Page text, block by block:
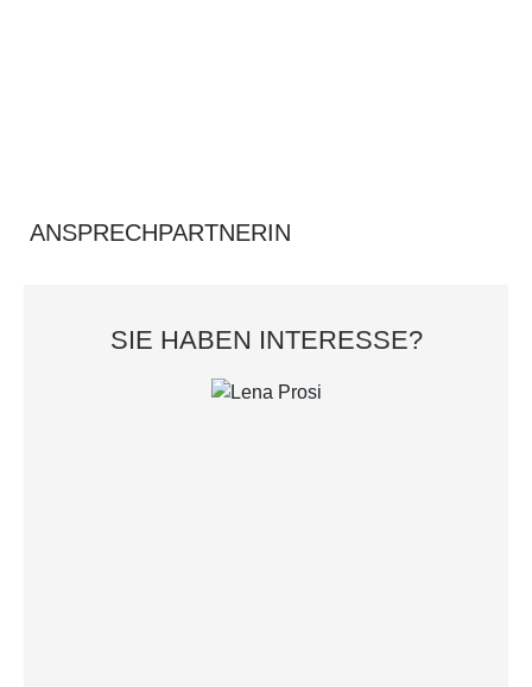
ANSPRECHPARTNERIN
SIE HABEN INTERESSE?